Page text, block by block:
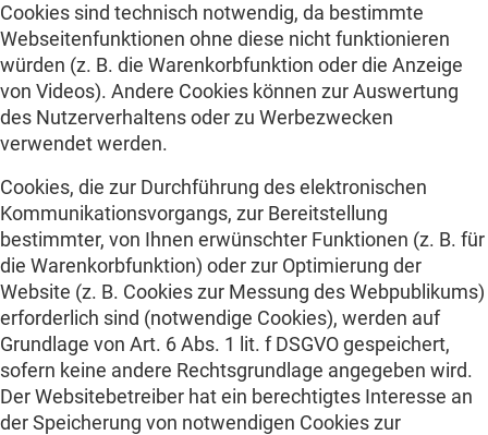
Cookies sind technisch notwendig, da bestimmte
Webseitenfunktionen ohne diese nicht funktionieren
würden (z. B. die Warenkorbfunktion oder die Anzeige
von Videos). Andere Cookies können zur Auswertung
des Nutzerverhaltens oder zu Werbezwecken
verwendet werden.
Cookies, die zur Durchführung des elektronischen
Kommunikationsvorgangs, zur Bereitstellung
bestimmter, von Ihnen erwünschter Funktionen (z. B. für
die Warenkorbfunktion) oder zur Optimierung der
Website (z. B. Cookies zur Messung des Webpublikums)
erforderlich sind (notwendige Cookies), werden auf
Grundlage von Art. 6 Abs. 1 lit. f DSGVO gespeichert,
sofern keine andere Rechtsgrundlage angegeben wird.
Der Websitebetreiber hat ein berechtigtes Interesse an
der Speicherung von notwendigen Cookies zur